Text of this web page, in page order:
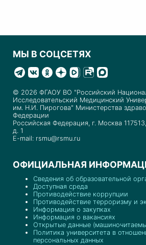
МЫ В СОЦСЕТЯХ
© 2026 ФГАОУ ВО "Российский
Исследовательский Медицинский
им. Н.И. Пирогова" Министерства
Федерации
Российская Федерация, г. Москва
д. 1
E-mail: rsmu@rsmu.ru
ОФИЦИАЛЬНАЯ
Сведения об образовательной
Доступная среда
Противодействие коррупции
Противодействие терроризму и
Информация о закупках
Информация о вакансиях
Открытые данные
Политика университета в
персональных данных